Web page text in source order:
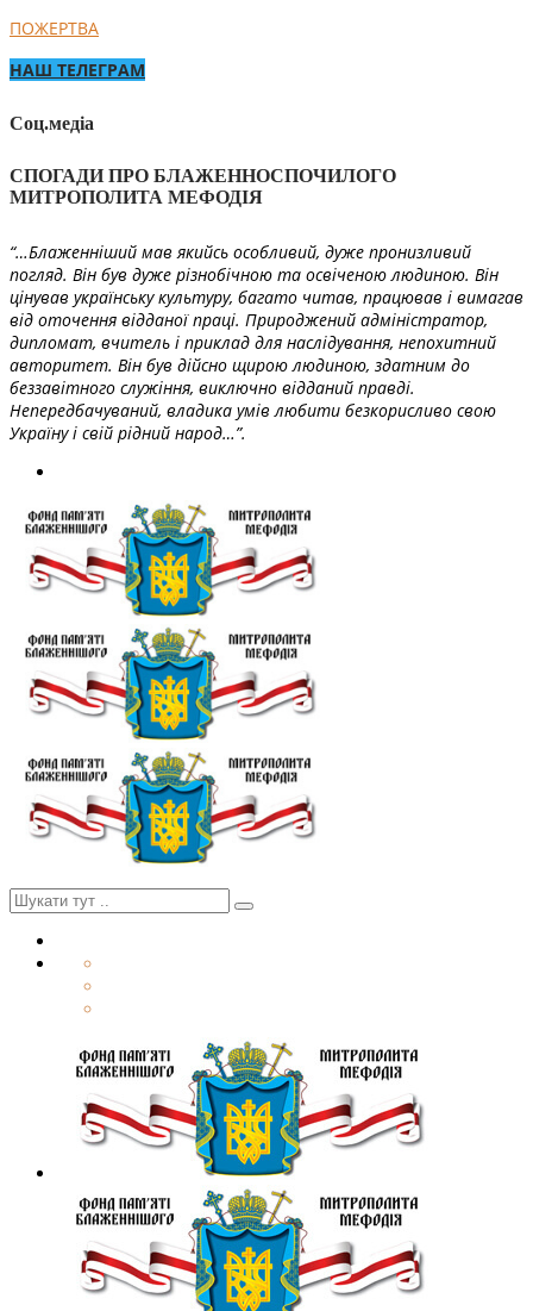
ПОЖЕРТВА
НАШ ТЕЛЕГРАМ
Соц.медіа
СПОГАДИ ПРО БЛАЖЕННОСПОЧИЛОГО
МИТРОПОЛИТА МЕФОДІЯ
“…Блаженніший мав якийсь особливий, дуже пронизливий
погляд. Він був дуже різнобічною та освіченою людиною. Він
цінував українську культуру, багато читав, працював і вимагав
від оточення відданої праці. Природжений адміністратор,
дипломат, вчитель і приклад для наслідування, непохитний
авторитет. Він був дійсно щирою людиною, здатним до
беззавітного служіння, виключно відданий правді.
Непередбачуваний, владика умів любити безкорисливо свою
Україну і свій рідний народ…”.